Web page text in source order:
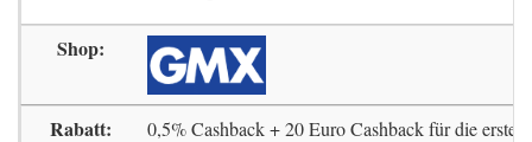
0,5% Cashback + 20 Euro Cashback für die erste